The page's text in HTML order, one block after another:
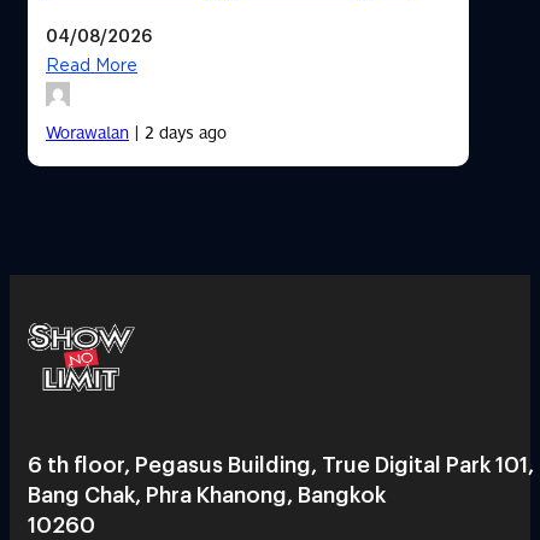
04/08/2026
Read More
Worawalan| 2 days ago
6 th floor, Pegasus Building, True Digital Park 101,
Bang Chak, Phra Khanong, Bangkok
10260